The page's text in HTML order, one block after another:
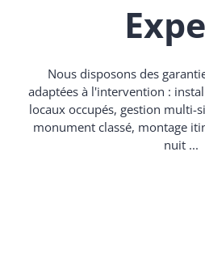
Nous disposons des
adaptées à l'intervention :
locaux occupés, gestion multi-
monument classé, montage
nuit ...